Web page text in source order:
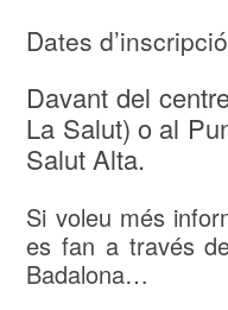
Dates
Davant del
La Salut) o al
Salut Alta.
Si voleu més
es fan a través
Badalona…